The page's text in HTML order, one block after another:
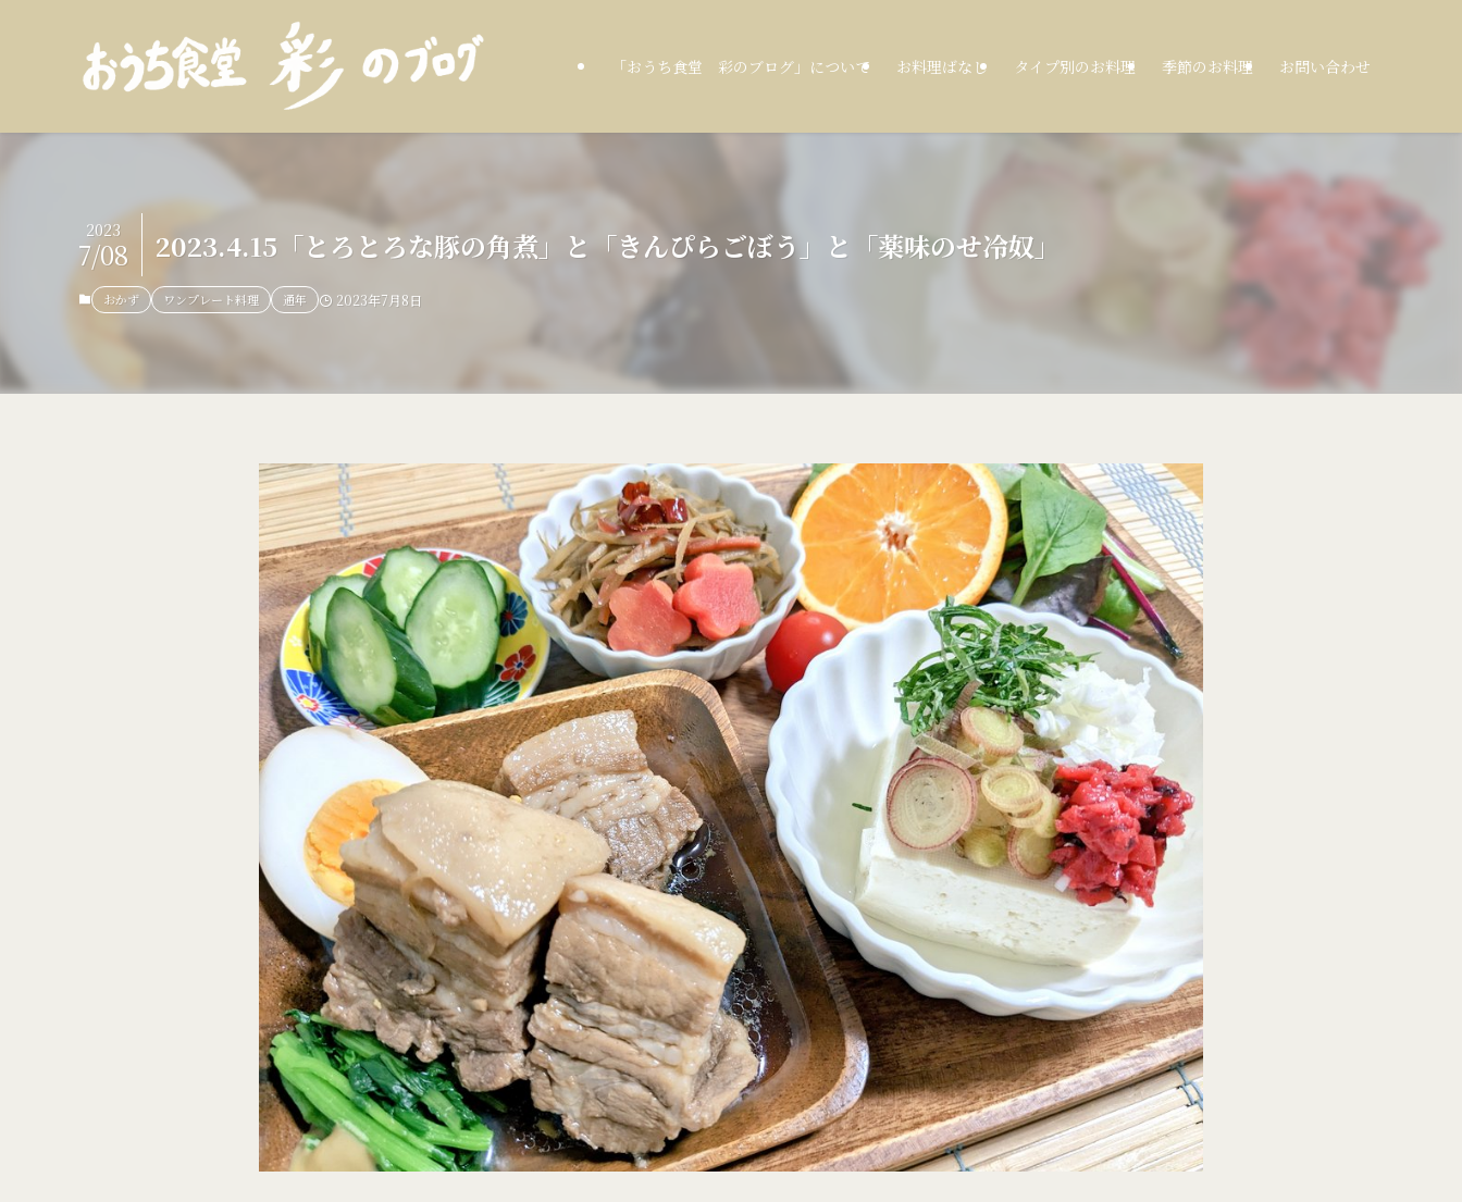
「おうち食堂 彩のブログ」について お料理ばなし タイプ別のお料理 季節のお料理 お問い合わせ
2023.4.15「とろとろな豚の角煮」と「きんぴらごぼう」と「薬味のせ冷奴」
2023
7/08
おかず ワンプレート料理 通年 2023年7月8日